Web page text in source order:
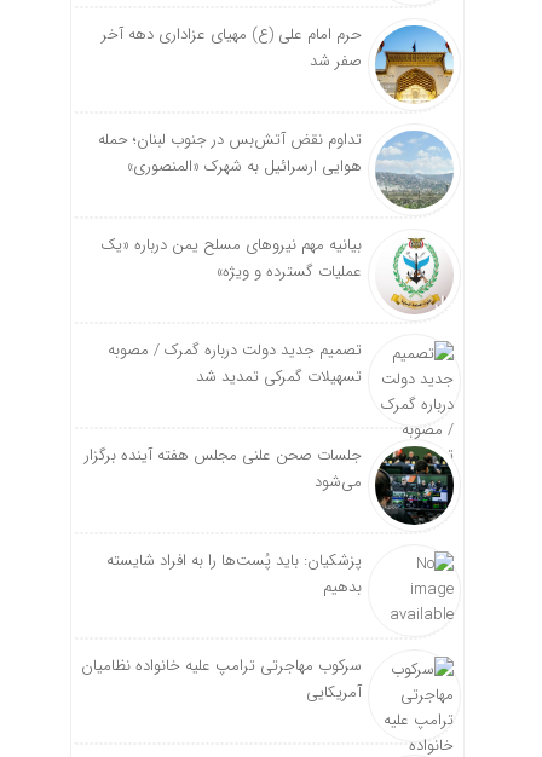
حرم امام علی (ع) مهیای عزاداری دهه آخر
صفر شد
تداوم نقض آتش‌بس در جنوب لبنان؛ حمله
هوایی ارسرائیل به شهرک «المنصوری»
بیانیه مهم نیروهای مسلح یمن درباره «یک
عملیات گسترده و ویژه»
تصمیم جدید دولت درباره گمرک / مصوبه
تسهیلات گمرکی تمدید شد
جلسات صحن علنی مجلس هفته آینده برگزار
می‌شود
پزشکیان: باید پُست‌ها را به افراد شایسته
بدهیم
سرکوب مهاجرتی ترامپ علیه خانواده نظامیان
آمریکایی